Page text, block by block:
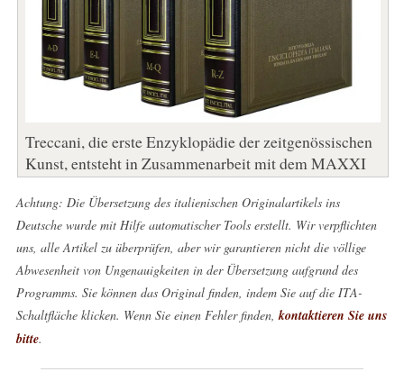
Treccani, die erste Enzyklopädie der zeitgenössischen
Kunst, entsteht in Zusammenarbeit mit dem MAXXI
Achtung: Die Übersetzung des italienischen Originalartikels ins
Deutsche wurde mit Hilfe automatischer Tools erstellt. Wir verpflichten
uns, alle Artikel zu überprüfen, aber wir garantieren nicht die völlige
Abwesenheit von Ungenauigkeiten in der Übersetzung aufgrund des
Programms. Sie können das Original finden, indem Sie auf die ITA-
Schaltfläche klicken. Wenn Sie einen Fehler finden, kontaktieren Sie uns
bitte.